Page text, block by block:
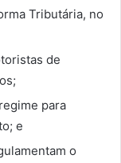
Tributária, no
de
para
e
o